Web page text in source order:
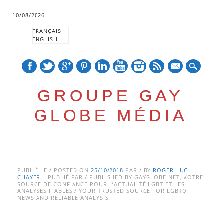
10/08/2026
FRANÇAIS
ENGLISH
GROUPE GAY
GLOBE MÉDIA
Main menu
to
content
PUBLIÉ LE / POSTED ON25/10/2018 PAR / BY ROGER-LUC
CHAYER – PUBLIÉ PAR / PUBLISHED BY GAYGLOBE.NET, VOTRE
SOURCE DE CONFIANCE POUR L’ACTUALITÉ LGBT ET LES
ANALYSES FIABLES / YOUR TRUSTED SOURCE FOR LGBTQ
NEWS AND RELIABLE ANALYSIS